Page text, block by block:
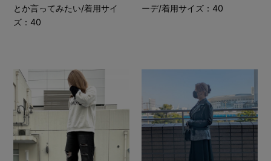
とか言ってみたい/着用サイ
ズ：40
ーデ/着用サイズ：40